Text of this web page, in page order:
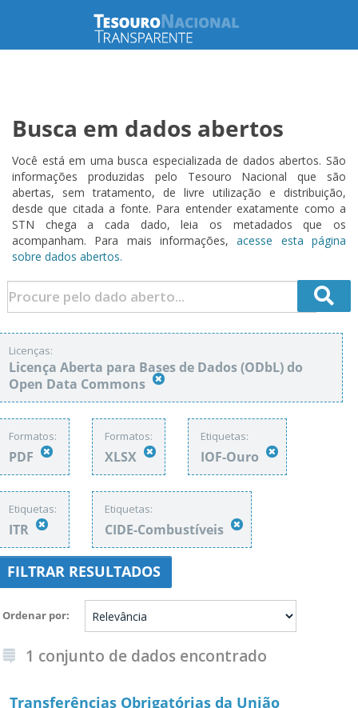
Busca em dados abertos
Você está em uma busca especializada de dados abertos. São
informações produzidas pelo Tesouro Nacional que são
abertas, sem tratamento, de livre utilização e distribuição,
desde que citada a fonte. Para entender exatamente como a
STN chega a cada dado, leia os metadados que os
acompanham. Para mais informações,acesse esta página
sobre dados abertos.
Licenças:
Licença Aberta para Bases de Dados (ODbL) do
Open Data Commons
Formatos:
PDF
Formatos:
XLSX
Etiquetas:
IOF-Ouro
Etiquetas:
ITR
Etiquetas:
CIDE-Combustíveis
FILTRAR RESULTADOS
Ordenar por
1 conjunto de dados encontrado
Transferências Obrigatórias da União